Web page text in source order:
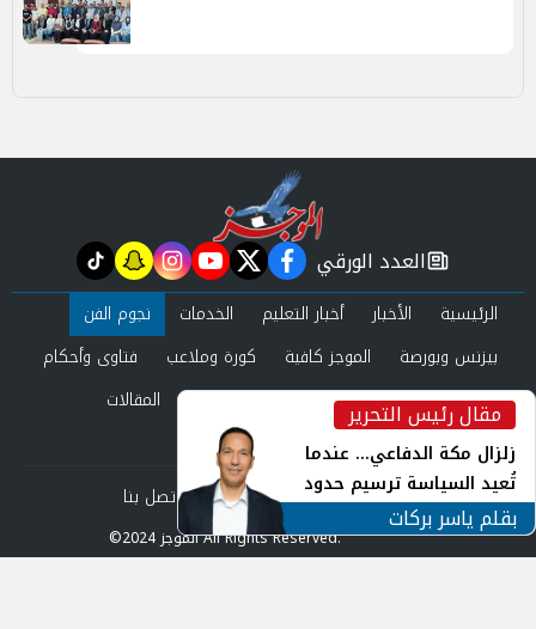
مقال رئيس التحرير
زلزال مكة الدفاعي... عندما
تُعيد السياسة ترسيم حدود
الأمن القومي العربي
بقلم ياسر بركات
newspaper
العدد الورقي facebook
twitter
youtube
instagram
snapchat
tiktok
الرئيسية الأخبار أخبار التعليم الخدمات
نجوم الفن
بيزنس وبورصة
الموجز كافية كورة وملاعب
فتاوى وأحكام
صحة وجمال
عرب وعالم حوادث ومحاكم
المقالات
العدد الورقي
من نحن
سياسة الخصوصية اتصل بنا
©2024 الموجز All Rights Reserved.